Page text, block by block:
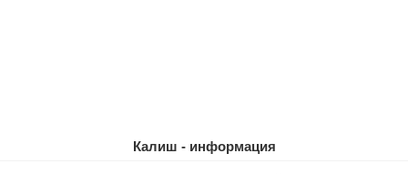
Калиш - информация